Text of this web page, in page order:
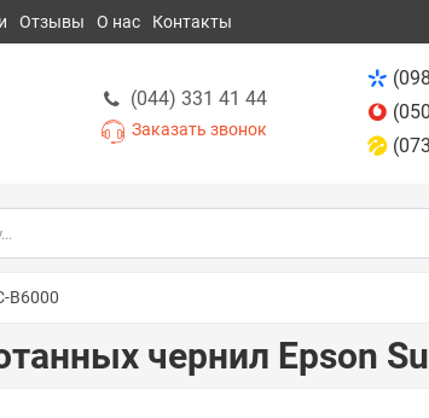
Отзывы О нас Контакты
(044) 331 41 44
Заказать звонок
B6000
чернил Epson